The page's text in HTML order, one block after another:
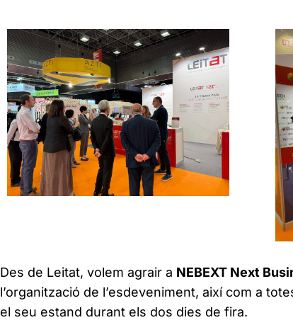
Des de Leitat, volem agrair a NEBEXT Next
l’organització de l’esdeveniment, així com a
el seu estand durant els dos dies de fira.